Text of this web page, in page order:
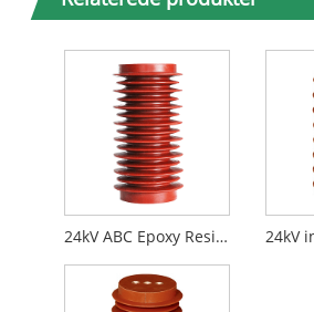
24kV ABC Epoxy Resin Kapacitans Sensor